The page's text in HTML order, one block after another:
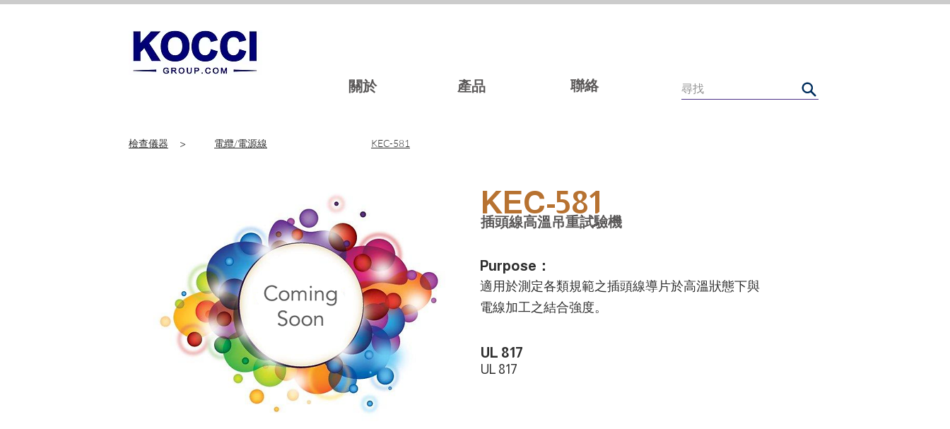
關於 產品 聯絡
檢查儀器 > 電纜/電源線 KEC-581
KEC-581
插頭線高溫吊重試驗機
Purpose ：
適用於測定各類規範之插頭線導片於高溫狀態下與
電線加工之結合強度。
UL 817
UL 817